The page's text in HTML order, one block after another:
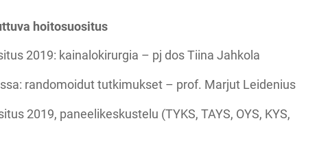
hoitosuositus
2019: kainalokirurgia – pj dos Tiina Jahkola
randomoidut tutkimukset – prof. Marjut Leidenius
2019, paneelikeskustelu (TYKS, TAYS, OYS, KYS,